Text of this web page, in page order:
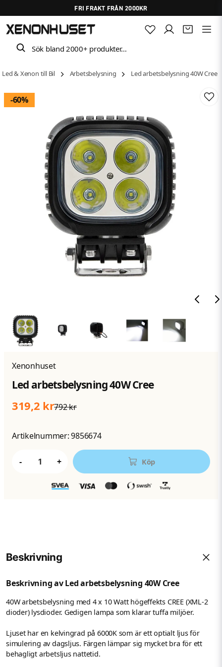
FRI FRAKT FRÅN 2000KR
Sök bland 2000+ produkter…
Led & Xenon till Bil Arbetsbelysning Led arbetsbelysning 40W Cree
-60%
Xenonhuset
Led arbetsbelysning 40W Cree
792 kr
319,2 kr
Artikelnummer:9856674
- + Köp
Beskrivning
Beskrivning av Led arbetsbelysning 40W Cree
40W arbetsbelysning med 4 x 10 Watt högeffekts CREE (XML-2
dioder) lysdioder. Gedigen lampa som klarar tuffa miljöer.
Ljuset har en kelvingrad på 6000K som är ett optialt ljus för
simulering av dagsljus. Färgen lämpar sig mycket bra för ett
behagligt arbetsljus nattetid.